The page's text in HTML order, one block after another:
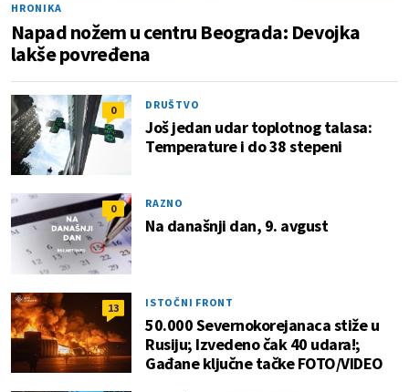
HRONIKA
Napad nožem u centru Beograda: Devojka
lakše povređena
0 DRUŠTVO
Još jedan udar toplotnog talasa:
Temperature i do 38 stepeni
0 RAZNO
Na današnji dan, 9. avgust
13 ISTOČNI FRONT
50.000 Severnokorejanaca stiže u
Rusiju; Izvedeno čak 40 udara!;
Gađane ključne tačke FOTO/VIDEO